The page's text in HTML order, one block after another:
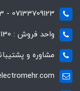
07133709123 - 07137530483
واحد فروش : 09302761130
مشاوره و پشتیبانی فنی :